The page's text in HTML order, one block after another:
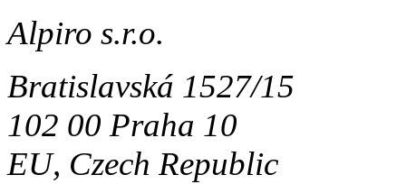
Alpiro s.r.o.
Bratislavská 1527/15
102 00 Praha 10
EU, Czech Republic